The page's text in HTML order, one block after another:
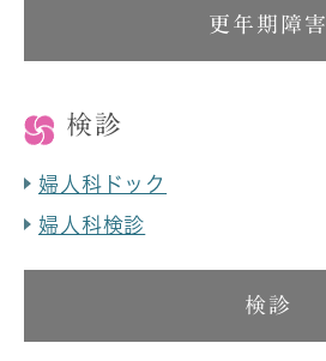
更年期障害
検診
婦人科ドック
婦人科検診
検診